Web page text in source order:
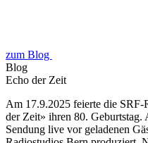
zum Blog
Blog
Echo der Zeit
Am 17.9.2025 feierte die
der Zeit» ihren 80. Geburtstag.
Sendung live vor geladenen